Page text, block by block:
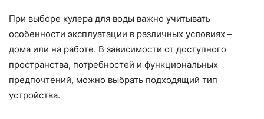
При выборе кулера для воды важно учитывать
особенности эксплуатации в различных условиях –
дома или на работе. В зависимости от доступного
пространства, потребностей и функциональных
предпочтений, можно выбрать подходящий тип
устройства.